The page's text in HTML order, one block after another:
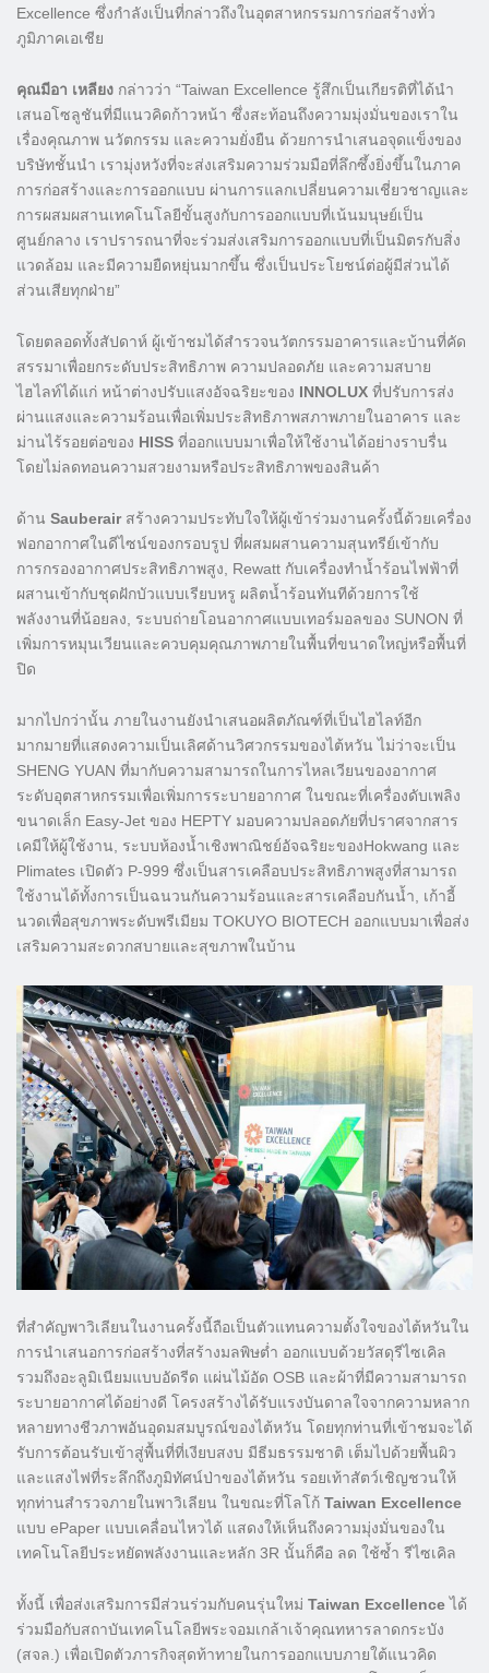
Excellence ซึ่งกำลังเป็นที่กล่าวถึงในอุตสาหกรรมการก่อสร้างทั่ว
ภูมิภาคเอเชีย
คุณมีอา เหลียง กล่าวว่า “Taiwan Excellence รู้สึกเป็นเกียรติที่ได้นำ
เสนอโซลูชันที่มีแนวคิดก้าวหน้า ซึ่งสะท้อนถึงความมุ่งมั่นของเราใน
เรื่องคุณภาพ นวัตกรรม และความยั่งยืน ด้วยการนำเสนอจุดแข็งของ
บริษัทชั้นนำ เรามุ่งหวังที่จะส่งเสริมความร่วมมือที่ลึกซึ้งยิ่งขึ้นในภาค
การก่อสร้างและการออกแบบ ผ่านการแลกเปลี่ยนความเชี่ยวชาญและ
การผสมผสานเทคโนโลยีขั้นสูงกับการออกแบบที่เน้นมนุษย์เป็น
ศูนย์กลาง เราปรารถนาที่จะร่วมส่งเสริมการออกแบบที่เป็นมิตรกับสิ่ง
แวดล้อม และมีความยืดหยุ่นมากขึ้น ซึ่งเป็นประโยชน์ต่อผู้มีส่วนได้
ส่วนเสียทุกฝ่าย”
โดยตลอดทั้งสัปดาห์ ผู้เข้าชมได้สำรวจนวัตกรรมอาคารและบ้านที่คัด
สรรมาเพื่อยกระดับประสิทธิภาพ ความปลอดภัย และความสบาย
ไฮไลท์ได้แก่ หน้าต่างปรับแสงอัจฉริยะของ INNOLUX ที่ปรับการส่ง
ผ่านแสงและความร้อนเพื่อเพิ่มประสิทธิภาพสภาพภายในอาคาร และ
ม่านไร้รอยต่อของ HISS ที่ออกแบบมาเพื่อให้ใช้งานได้อย่างราบรื่น
โดยไม่ลดทอนความสวยงามหรือประสิทธิภาพของสินค้า
ด้าน Sauberairสร้างความประทับใจให้ผู้เข้าร่วมงานครั้งนี้ด้วยเครื่อง
ฟอกอากาศในดีไซน์ของกรอบรูป ที่ผสมผสานความสุนทรีย์เข้ากับ
การกรองอากาศประสิทธิภาพสูง, Rewatt กับเครื่องทำน้ำร้อนไฟฟ้าที่
ผสานเข้ากับชุดฝักบัวแบบเรียบหรู ผลิตน้ำร้อนทันทีด้วยการใช้
พลังงานที่น้อยลง, ระบบถ่ายโอนอากาศแบบเทอร์มอลของ SUNON ที่
เพิ่มการหมุนเวียนและควบคุมคุณภาพภายในพื้นที่ขนาดใหญ่หรือพื้นที่
ปิด
มากไปกว่านั้น ภายในงานยังนำเสนอผลิตภัณฑ์ที่เป็นไฮไลท์อีก
มากมายที่แสดงความเป็นเลิศด้านวิศวกรรมของไต้หวัน ไม่ว่าจะเป็น
SHENG YUAN ที่มากับความสามารถในการไหลเวียนของอากาศ
ระดับอุตสาหกรรมเพื่อเพิ่มการระบายอากาศ ในขณะที่เครื่องดับเพลิง
ขนาดเล็ก Easy-Jet ของ HEPTY มอบความปลอดภัยที่ปราศจากสาร
เคมีให้ผู้ใช้งาน, ระบบห้องน้ำเชิงพาณิชย์อัจฉริยะของHokwang และ
Plimates เปิดตัว P-999 ซึ่งเป็นสารเคลือบประสิทธิภาพสูงที่สามารถ
ใช้งานได้ทั้งการเป็นฉนวนกันความร้อนและสารเคลือบกันน้ำ, เก้าอี้
นวดเพื่อสุขภาพระดับพรีเมียม TOKUYO BIOTECH ออกแบบมาเพื่อส่ง
เสริมความสะดวกสบายและสุขภาพในบ้าน
ที่สำคัญพาวิเลียนในงานครั้งนี้ถือเป็นตัวแทนความตั้งใจของไต้หวันใน
การนำเสนอการก่อสร้างที่สร้างมลพิษต่ำ ออกแบบด้วยวัสดุรีไซเคิล
รวมถึงอะลูมิเนียมแบบอัดรีด แผ่นไม้อัด OSB และผ้าที่มีความสามารถ
ระบายอากาศได้อย่างดี โครงสร้างได้รับแรงบันดาลใจจากความหลาก
หลายทางชีวภาพอันอุดมสมบูรณ์ของไต้หวัน โดยทุกท่านที่เข้าชมจะได้
รับการต้อนรับเข้าสู่พื้นที่ที่เงียบสงบ มีธีมธรรมชาติ เต็มไปด้วยพื้นผิว
และแสงไฟที่ระลึกถึงภูมิทัศน์ป่าของไต้หวัน รอยเท้าสัตว์เชิญชวนให้
ทุกท่านสำรวจภายในพาวิเลียน ในขณะที่โลโก้ Taiwan Excellence
แบบ ePaper แบบเคลื่อนไหวได้ แสดงให้เห็นถึงความมุ่งมั่นของใน
เทคโนโลยีประหยัดพลังงานและหลัก 3R นั้นก็คือ ลด ใช้ซ้ำ รีไซเคิล
ทั้งนี้ เพื่อส่งเสริมการมีส่วนร่วมกับคนรุ่นใหม่ Taiwan Excellenceได้
ร่วมมือกับสถาบันเทคโนโลยีพระจอมเกล้าเจ้าคุณทหารลาดกระบัง
(สจล.) เพื่อเปิดตัวภารกิจสุดท้าทายในการออกแบบภายใต้แนวคิด